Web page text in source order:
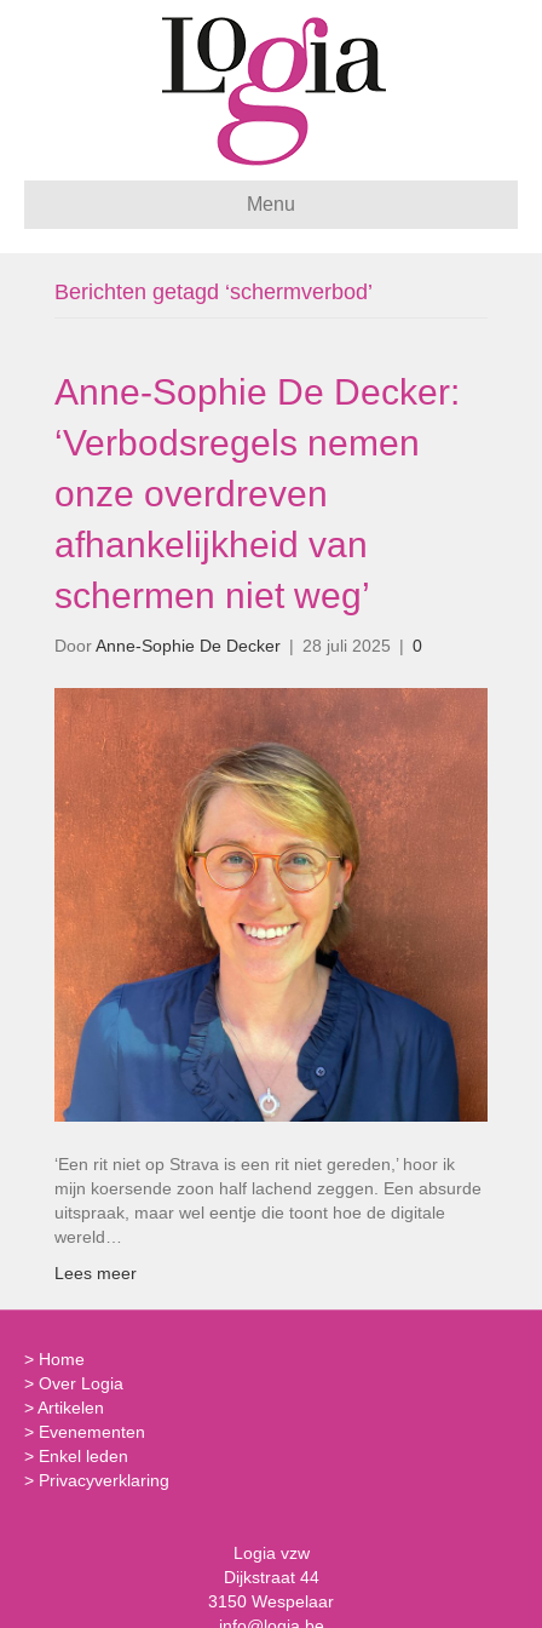
Menu
Berichten getagd ‘schermverbod’
Anne-Sophie De Decker:
‘Verbodsregels nemen
onze overdreven
afhankelijkheid van
schermen niet weg’
DoorAnne-Sophie De Decker | 28 juli 2025 | 0
‘Een rit niet op Strava is een rit niet gereden,’ hoor ik
mijn koersende zoon half lachend zeggen. Een absurde
uitspraak, maar wel eentje die toont hoe de digitale
wereld…
Lees meer
> Home
> Over Logia
>Artikelen
> Evenementen
> Enkel leden
> Privacyverklaring
Logia vzw
Dijkstraat 44
3150 Wespelaar